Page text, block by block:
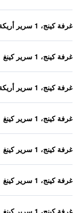
غرفة كينج، 1 سرير أريكة
غرفة كينج، 1 سرير كينغ
غرفة كينج، 1 سرير أريكة
غرفة كينج، 1 سرير كينغ
غرفة كينج، 1 سرير كينغ
غرفة كينج، 1 سرير كينغ
غرفة كينج، 1 سرير كينغ